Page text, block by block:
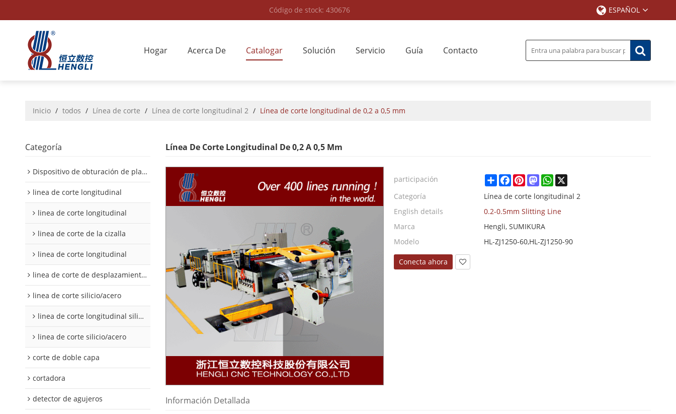
Código de stock: 430676 ESPAÑOL
Hogar Acerca De Catalogar Solución Servicio Guía Contacto
Inicio / todos / Línea de corte / Línea de corte longitudinal 2 / Línea de corte longitudinal de 0,2 a 0,5 mm
Categoría
Dispositivo de obturación de placa interior/exterior de automóvil
linea de corte longitudinal
linea de corte longitudinal
linea de corte de la cizalla
linea de corte longitudinal
linea de corte de desplazamiento de hojalata y aluminio
linea de corte silicio/acero
linea de corte longitudinal silicio acero
linea de corte silicio/acero
corte de doble capa
cortadora
detector de agujeros
Línea De Corte Longitudinal De 0,2 A 0,5 Mm
participación ShareFacebook
PinterestMastodonWhatsApp
X
Categoría
Línea de corte longitudinal 2
English details
0.2-0.5mm Slitting Line
Marca
Hengli, SUMIKURA
Modelo
HL-ZJ1250-60,HL-ZJ1250-90
Conecta ahora
Información Detallada